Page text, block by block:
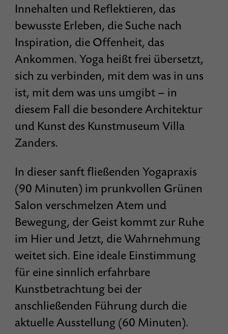
Innehalten und Reflektieren, das
bewusste Erleben, die Suche nach
Inspiration, die Offenheit, das
Ankommen. Yoga heißt frei übersetzt,
sich zu verbinden, mit dem was in uns
ist, mit dem was uns umgibt – in
diesem Fall die besondere Architektur
und Kunst des Kunstmuseum Villa
Zanders.
In dieser sanft fließenden Yogapraxis
(90 Minuten) im prunkvollen Grünen
Salon verschmelzen Atem und
Bewegung, der Geist kommt zur Ruhe
im Hier und Jetzt, die Wahrnehmung
weitet sich. Eine ideale Einstimmung
für eine sinnlich erfahrbare
Kunstbetrachtung bei der
anschließenden Führung durch die
aktuelle Ausstellung (60 Minuten).